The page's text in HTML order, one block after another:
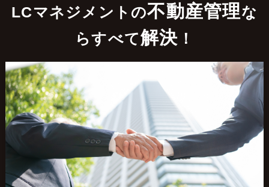
LCマネジメントの不動産管理な
らすべて解決 ！